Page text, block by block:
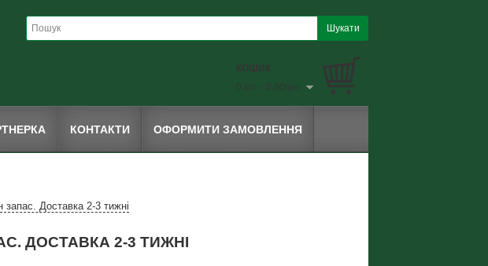
КОШИК
0 шт. - 0,00грн.
КОНТАКТИ ОФОРМИТИ ЗАМОВЛЕННЯ
Доставка 2-3 тижні
ДОСТАВКА 2-3 ТИЖНІ